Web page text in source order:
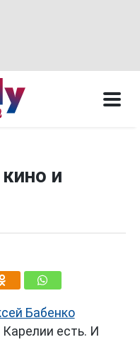
и
Бабенко
есть. И